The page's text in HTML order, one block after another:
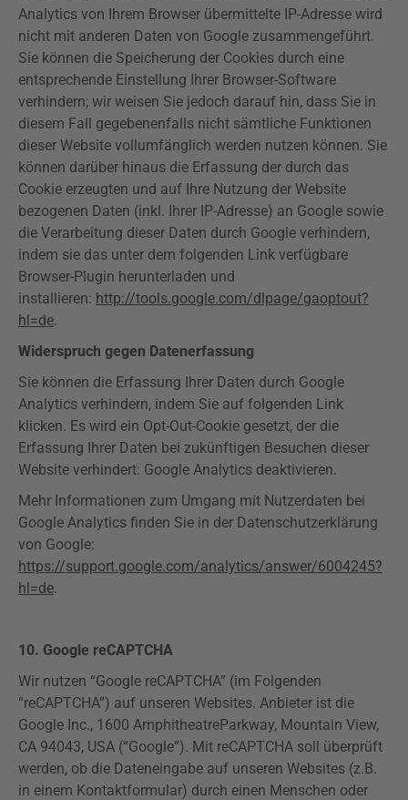
Analytics von Ihrem Browser übermittelte IP-Adresse wird
nicht mit anderen Daten von Google zusammengeführt.
Sie können die Speicherung der Cookies durch eine
entsprechende Einstellung Ihrer Browser-Software
verhindern; wir weisen Sie jedoch darauf hin, dass Sie in
diesem Fall gegebenenfalls nicht sämtliche Funktionen
dieser Website vollumfänglich werden nutzen können. Sie
können darüber hinaus die Erfassung der durch das
Cookie erzeugten und auf Ihre Nutzung der Website
bezogenen Daten (inkl. Ihrer IP-Adresse) an Google sowie
die Verarbeitung dieser Daten durch Google verhindern,
indem sie das unter dem folgenden Link verfügbare
Browser-Plugin herunterladen und
installieren: http://tools.google.com/dlpage/gaoptout?
hl=de.
Widerspruch gegen Datenerfassung
Sie können die Erfassung Ihrer Daten durch Google
Analytics verhindern, indem Sie auf folgenden Link
klicken. Es wird ein Opt-Out-Cookie gesetzt, der die
Erfassung Ihrer Daten bei zukünftigen Besuchen dieser
Website verhindert: Google Analytics deaktivieren.
Mehr Informationen zum Umgang mit Nutzerdaten bei
Google Analytics finden Sie in der Datenschutzerklärung
von Google:
https://support.google.com/analytics/answer/6004245?
hl=de.
10. Google reCAPTCHA
Wir nutzen “Google reCAPTCHA” (im Folgenden
“reCAPTCHA”) auf unseren Websites. Anbieter ist die
Google Inc., 1600 AmphitheatreParkway, Mountain View,
CA 94043, USA (“Google”). Mit reCAPTCHA soll überprüft
werden, ob die Dateneingabe auf unseren Websites (z.B.
in einem Kontaktformular) durch einen Menschen oder